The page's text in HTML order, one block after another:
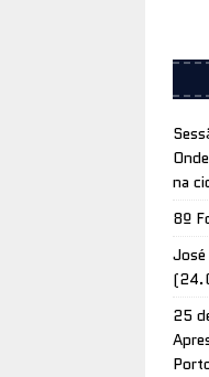
na
8º
José
25